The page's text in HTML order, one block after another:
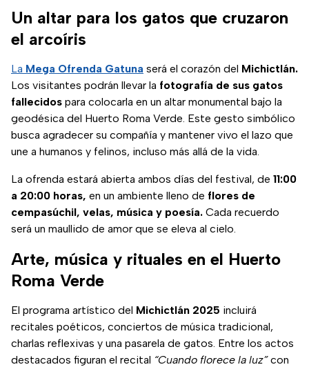
Un altar para los gatos que cruzaron
el arcoíris
La Mega Ofrenda Gatuna será el corazón del Michictlán.
Los visitantes podrán llevar la fotografía de sus gatos
fallecidos para colocarla en un altar monumental bajo la
geodésica del Huerto Roma Verde. Este gesto simbólico
busca agradecer su compañía y mantener vivo el lazo que
une a humanos y felinos, incluso más allá de la vida.
La ofrenda estará abierta ambos días del festival, de 11:00
a 20:00 horas, en un ambiente lleno de flores de
cempasúchil, velas, música y poesía. Cada recuerdo
será un maullido de amor que se eleva al cielo.
Arte, música y rituales en el Huerto
Roma Verde
El programa artístico del Michictlán 2025 incluirá
recitales poéticos, conciertos de música tradicional,
charlas reflexivas y una pasarela de gatos. Entre los actos
destacados figuran el recital “Cuando florece la luz”con